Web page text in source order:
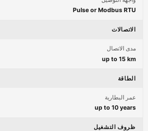
Pulse or Modbus RTU
الاتصالات
مدى الاتصال
up to 15 km
الطاقة
عمر البطارية
up to 10 years
ظروف التشغيل